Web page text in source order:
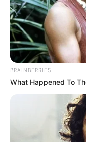
BRAINBERRIES
What Happened To